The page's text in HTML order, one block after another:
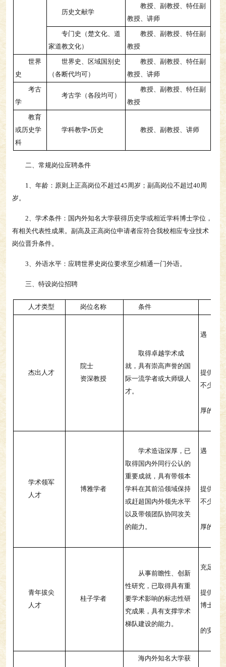
历史文献学
教授、副教授、特任副
教授、讲师
专门史（楚文化、道
家道教文化）
教授、副教授、特任副
教授
世界
史
世界史、区域国别史
（各断代均可）
教授、副教授、特任副
教授、讲师
考古
学
考古学（各段均可）
教授、副教授、特任副
教授
教育
或历史学
科
学科教学•历史 教授、副教授、讲师
二、常规岗位应聘条件
1、年龄：原则上正高岗位不超过45周岁；副高岗位不超过40周
岁。
2、学术条件：国内外知名大学获得历史学或相近学科博士学位，
有相关代表性成果。副高及正高岗位申请者应符合我校相应专业技术
岗位晋升条件。
3、外语水平：应聘世界史岗位要求至少精通一门外语。
三、特设岗位招聘
人才类型 岗位名称 条件
杰出人才
院士
资深教授
取得卓越学术成
就，具有崇高声誉的国
际一流学者或大师级人
才。
提
遇
团
提供每
不少于2
住
厚的安
另
学术领军
人才
博雅学者
学术造诣深厚，已
取得国内外同行公认的
重要成就，具有带领本
学科在其前沿领域保持
或赶超国内外领先水平
以及带领团队协同攻关
的能力。
提
遇
团
提供每
不少于2
住
厚的安
另
青年拔尖
人才
桂子学者
从事前瞻性、创新
性研究，已取得具有重
要学术影响的标志性研
究成果，具有支撑学术
梯队建设的能力。
提
充足的
团
提供每
博士后
住
的安家
另
海内外知名大学获
提